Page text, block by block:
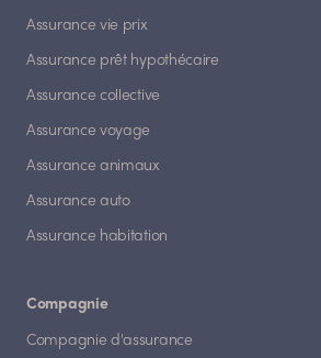
Assurance vie prix
Assurance prêt hypothécaire
Assurance collective
Assurance voyage
Assurance animaux
Assurance auto
Assurance habitation
Compagnie
Compagnie d'assurance